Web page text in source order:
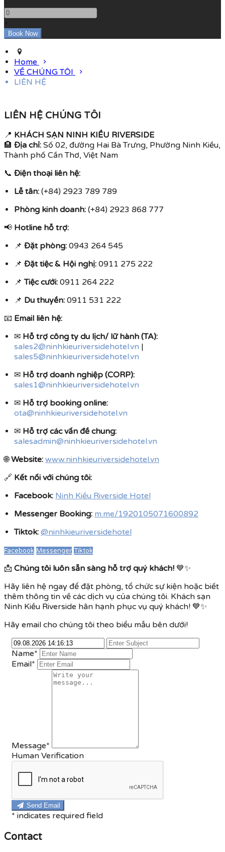
Home
VỀ CHÚNG TÔI
LIÊN HỆ
LIÊN HỆ CHÚNG TÔI
📍 KHÁCH SẠN NINH KIỀU RIVERSIDE
🏨 Địa chỉ: Số 02, đường Hai Bà Trưng, Phường Ninh Kiều,
Thành phố Cần Thơ, Việt Nam
📞 Điện thoại liên hệ:
Lễ tân: (+84) 2923 789 789
Phòng kinh doanh: (+84) 2923 868 777
📢 Hotline hỗ trợ:
📌 Đặt phòng: 0943 264 545
📌 Đặt tiệc & Hội nghị: 0911 275 222
📌Tiệc cưới: 0911 264 222
📌 Du thuyền: 0911 531 222
📧 Email liên hệ:
✉ Hỗ trợ công ty du lịch/ lữ hành (TA):
sales2@ninhkieuriversidehotel.vn |
sales5@ninhkieuriversidehotel.vn
✉ Hỗ trợ doanh nghiệp (CORP):
sales1@ninhkieuriversidehotel.vn
✉ Hỗ trợ booking online:
ota@ninhkieuriversidehotel.vn
✉ Hỗ trợ các vấn đề chung:
salesadmin@ninhkieuriversidehotel.vn
🌐Website: www.ninhkieuriversidehotel.vn
🔗 Kết nối với chúng tôi:
Facebook: Ninh Kiều Riverside Hotel
Messenger Booking: m.me/1920105071600892
Tiktok: @ninhkieuriversidehotel
Facebook Messenger Tiktok
📩 Chúng tôi luôn sẵn sàng hỗ trợ quý khách! 💙✨
Hãy liên hệ ngay để đặt phòng, tổ chức sự kiện hoặc biết
thêm thông tin về các dịch vụ của chúng tôi. Khách sạn
Ninh Kiều Riverside hân hạnh phục vụ quý khách! 💙✨
Hãy email cho chúng tôi theo biểu mẫu bên dưới!
Name*
Email*
Message*
Human Verification
Send Email
* indicates required field
Contact